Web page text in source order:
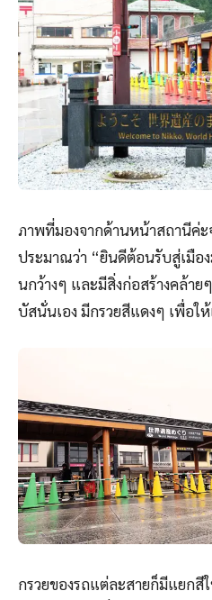
ภาพที่มองจากด้านหน้าสถานีค่ะ
ประมาณว่า “ยินดีต้อนรับสู่เมือ
นกว้างๆ และมีสิ่งก่อสร้างคล้า
บัสนั่นเอง มีกรวยสีแดงๆ เพื่อใ
กรวยของรถแต่ละสายก็มีแยก